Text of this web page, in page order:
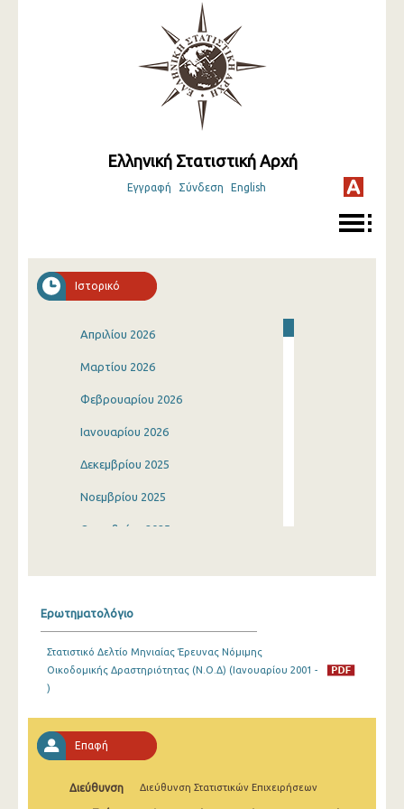
Ελληνική Στατιστική Αρχή
Εγγραφή Σύνδεση English
Ιστορικό
Απριλίου 2026
Μαρτίου 2026
Φεβρουαρίου 2026
Ιανουαρίου 2026
Δεκεμβρίου 2025
Νοεμβρίου 2025
Οκτωβρίου 2025
Ιουνίου 2025
Μαρτίου 2025
Φεβρουαρίου 2025
Ερωτηματολόγιο
Στατιστικό Δελτίο Μηνιαίας Έρευνας Νόμιμης
Οικοδομικής Δραστηριότητας (Ν.Ο.Δ) (Ιανουαρίου 2001 -
)
Επαφή
Διεύθυνση Διεύθυνση Στατιστικών Επιχειρήσεων